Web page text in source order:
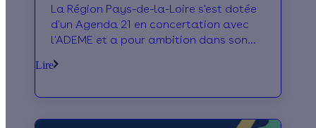
La Région Pays-de-la-Loire s'est dotée
d'un Agenda 21 en concertation avec
l'ADEME et a pour ambition dans son
conso
Lire